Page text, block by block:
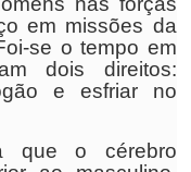
em missões da
se o tempo em
dois direitos:
e esfriar no
que o cérebro